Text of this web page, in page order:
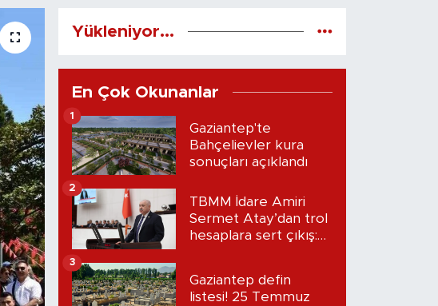
Yükleniyor...
En Çok Okunanlar
Gaziantep'te
Bahçelievler kura
sonuçları açıklandı
1
TBMM İdare Amiri
Sermet Atay’dan trol
hesaplara sert çıkış:
2
Gaziantep defin
listesi! 25 Temmuz
3